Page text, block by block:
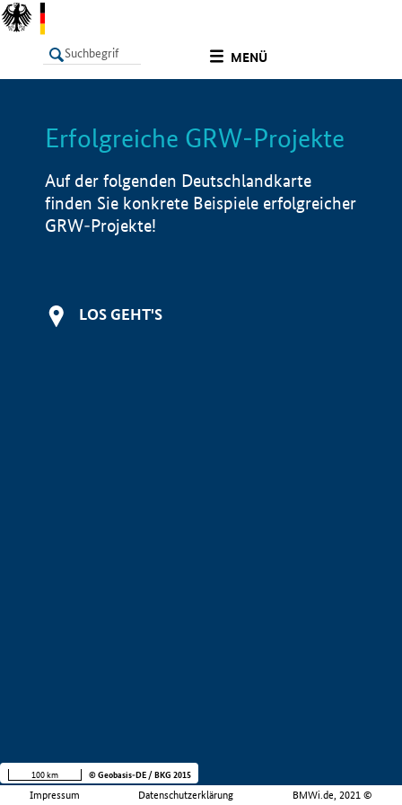
MENÜ
LISTE Info
Erfolgreiche GRW-Projekte
Auf der folgenden Deutschlandkarte
finden Sie konkrete Beispiele erfolgreicher
GRW-Projekte!
LOS GEHT'S
Impressum Datenschutzerklärung BMWi.de, 2021 ©
100 km © Geobasis-DE / BKG 2015